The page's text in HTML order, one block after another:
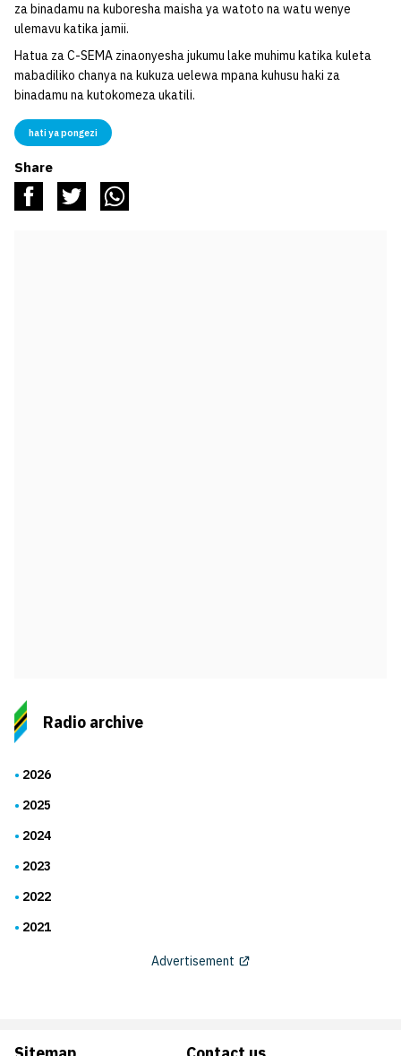
za binadamu na kuboresha maisha ya watoto na watu wenye
ulemavu katika jamii.
Hatua za C-SEMA zinaonyesha jukumu lake muhimu katika kuleta
mabadiliko chanya na kukuza uelewa mpana kuhusu haki za
binadamu na kutokomeza ukatili.
hati ya pongezi
Share
Radio archive
2026
2025
2024
2023
2022
2021
Advertisement